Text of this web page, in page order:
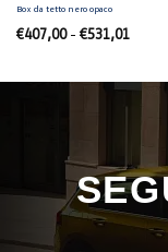
Box da tetto nero opaco
€407,00 - €531,01